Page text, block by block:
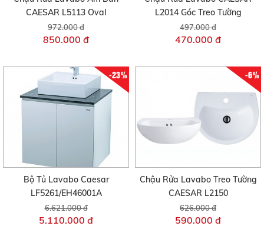
CAESAR L5113 Oval
972.000 đ
850.000 đ
L2014 Góc Treo Tường
497.000 đ
470.000 đ
-23%
Bộ Tủ Lavabo Caesar
LF5261/EH46001A
6.621.000 đ
5.110.000 đ
-6%
Chậu Rửa Lavabo Treo Tường
CAESAR L2150
626.000 đ
590.000 đ